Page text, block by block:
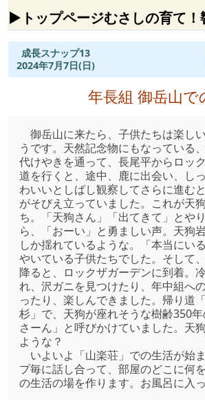
▶トップページむさしの育て！
成長スナップ13
2024年7月7日(日)
年長組 御岳山で
御岳山に来たら、子供たちは楽し
うです。天然記念物にもなっている
代けやきを通って、長尾平からロッ
道を行くと、途中、鹿に出会い、し
わいいとしばし観察してさらに進む
がそびえ立っていました。これが天
ち。「天狗さん」「出てきて」とや
ら、「おーい」と勇ましい声。天狗
しか揺れているような。「本当にい
やいている子供たちでした。そして
降ると、ロックザガーデンに到着。
れ、沢ガニを見つけたり、年中組へ
ったり、楽しんできました。帰り道
杉」で、天狗が座れそうな樹齢350
さーん」と呼びかけていました。天
ような？
いよいよ「山楽荘」での生活が始
プ毎に話し合って、部屋のどこに何
の生活の場を作ります。お風呂に入っ